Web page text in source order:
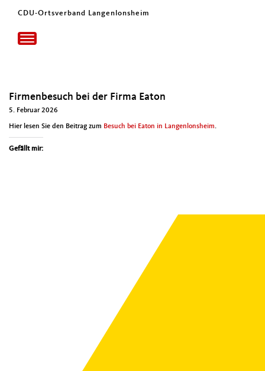
CDU-Ortsverband Langenlonsheim
Toggle
navigation
Firmenbesuch bei der Firma Eaton
5. Februar 2026
Hier lesen Sie den Beitrag zum Besuch bei Eaton in Lan­gen­lon­sheim.
Gefällt mir: